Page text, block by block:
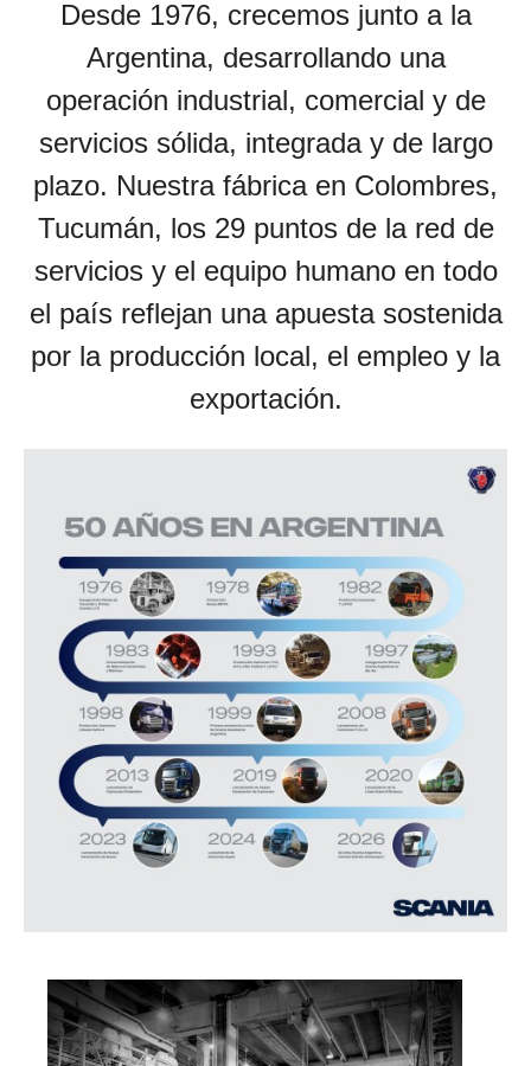
Desde 1976, crecemos junto a la
Argentina, desarrollando una
operación industrial, comercial y de
servicios sólida, integrada y de largo
plazo. Nuestra fábrica en Colombres,
Tucumán, los 29 puntos de la red de
servicios y el equipo humano en todo
el país reflejan una apuesta sostenida
por la producción local, el empleo y la
exportación.